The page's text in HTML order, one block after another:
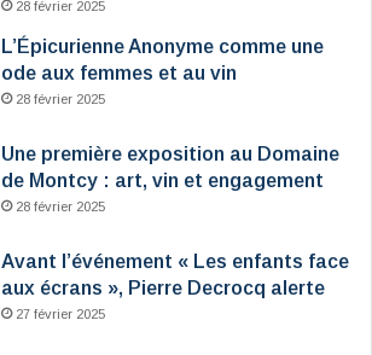
28 février 2025
L’Épicurienne Anonyme comme une
ode aux femmes et au vin
28 février 2025
Une première exposition au Domaine
de Montcy : art, vin et engagement
28 février 2025
Avant l’événement « Les enfants face
aux écrans », Pierre Decrocq alerte
27 février 2025